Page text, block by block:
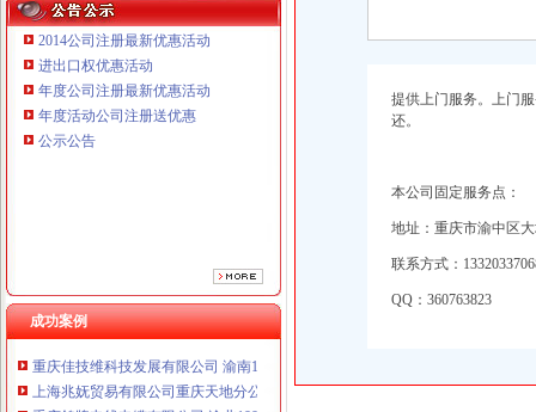
本站导航
2014公司注册最新优惠活动
进出口权优惠活动
年度公司注册最新优惠活动
年度活动公司注册送优惠
公示公告
成功案例
重庆鸽牌电线电缆有限公司 渝北10010万 (进出口权)
重庆国洪体育设施有限公司
重庆慧风涂装材料有限公司 渝高10万 （工商注册）
重庆欧氏科技发展有限公司 渝九50万 （进出口权）
重庆盛旗投资咨询有限公司 渝中10万 （工商注册）
上海兆妩贸易有限公司重庆天地分公司 渝中 （工商注册）
重庆鸽牌电线电缆有限公司 渝北10010万 (进出口权)
提供上门服务。上门
还。
本公司固定服务点：
地址：重庆市渝中区
联系方式：
QQ：360763823